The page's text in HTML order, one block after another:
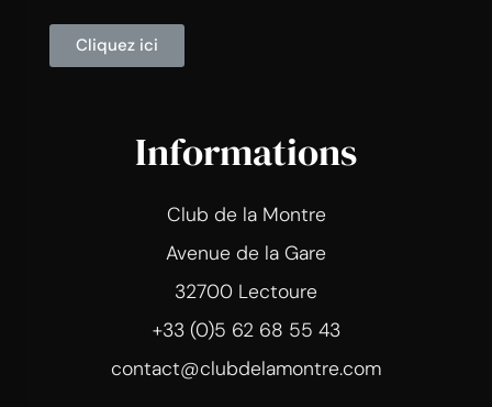
Cliquez ici
Informations
Club de la Montre
Avenue de la Gare
32700 Lectoure
+33 (0)5 62 68 55 43
contact@clubdelamontre.com